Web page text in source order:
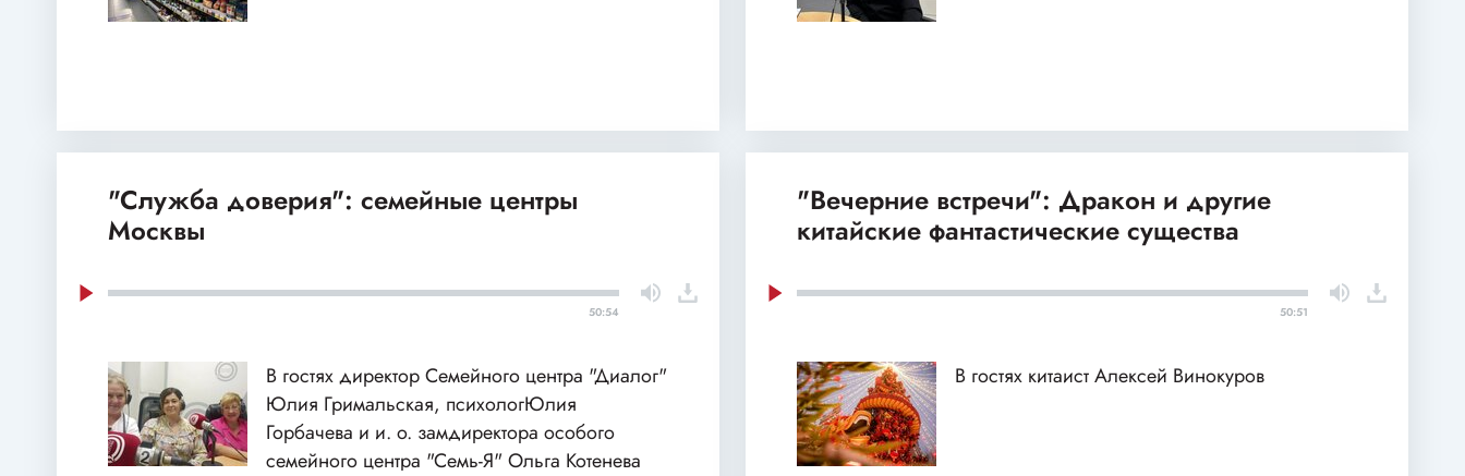
"Служба доверия": семейные центры
Москвы
50:54
В гостях директор Семейного центра "Диалог"
Юлия Гримальская, психологЮлия
Горбачева и и. о. замдиректора особого
семейного центра "Семь-Я" Ольга Котенева
"Вечерние встречи": Дракон и другие
китайские фантастические существа
50:51
В гостях китаист Алексей Винокуров